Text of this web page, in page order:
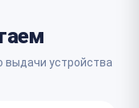
выдачи устройства